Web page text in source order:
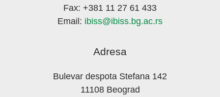
Fax: +381 11 27 61 433
Email: ibiss@ibiss.bg.ac.rs
Adresa
Bulevar despota Stefana 142
11108 Beograd